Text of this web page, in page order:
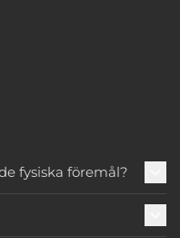
fysiska föremål?